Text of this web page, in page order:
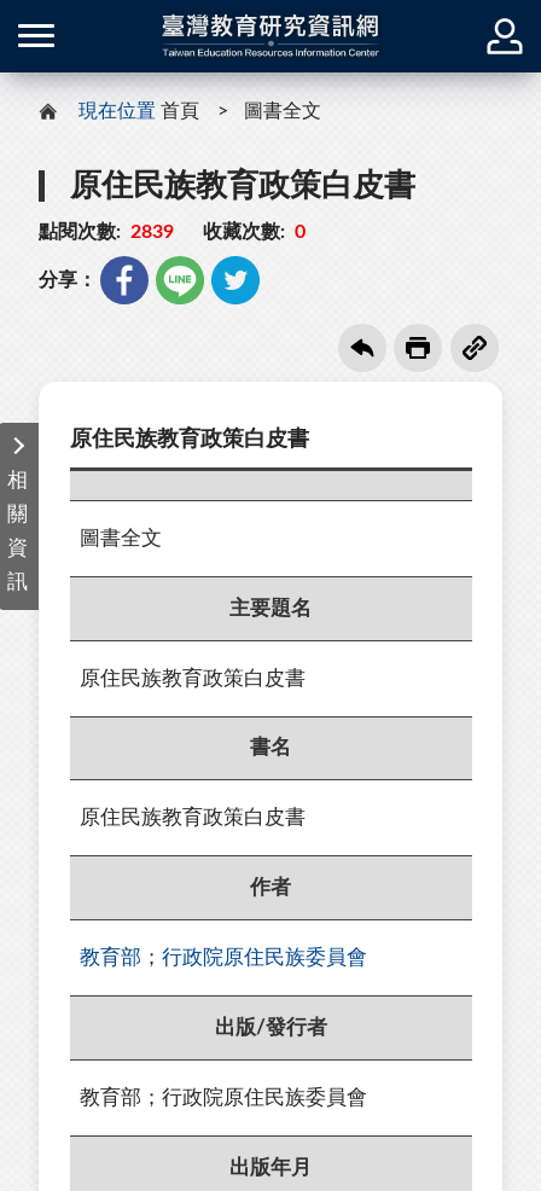
現在位置 首頁 圖書全文
原住民族教育政策白皮書
點閱次數: 2839 收藏次數: 0
分享：
相
關
資
訊
原住民族教育政策白皮書
圖書全文
主要題名
原住民族教育政策白皮書
書名
原住民族教育政策白皮書
作者
教育部 ； 行政院原住民族委員會
出版/發行者
教育部；行政院原住民族委員會
出版年月